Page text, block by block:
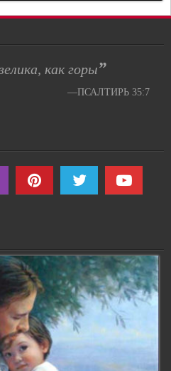
как горы”
—ПСАЛТИРЬ 35:7